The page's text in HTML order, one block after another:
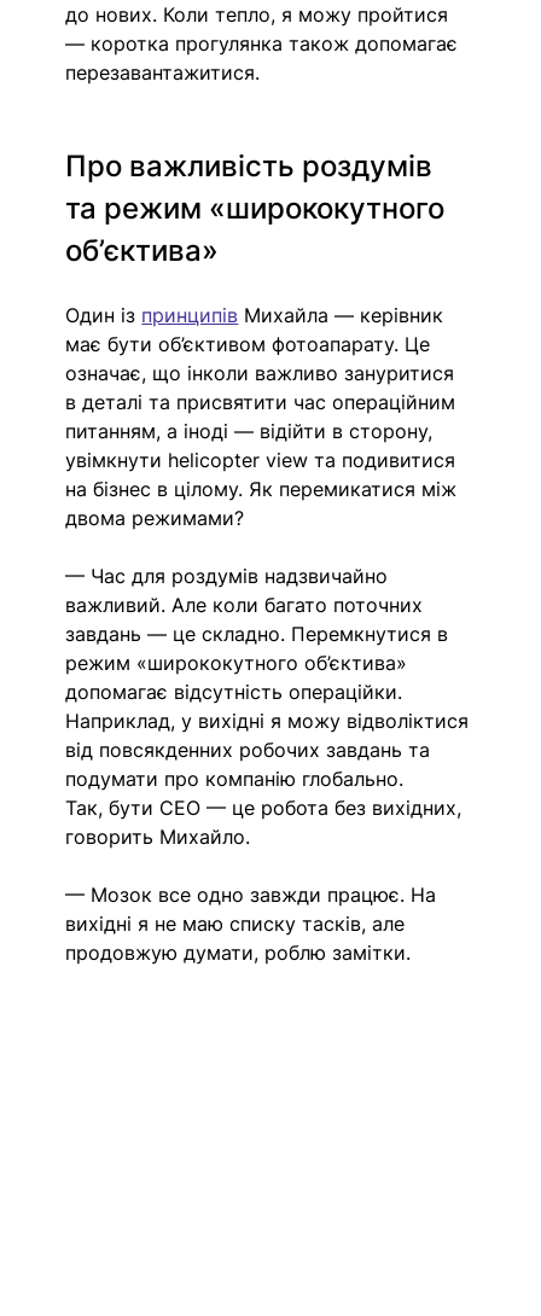
до нових. Коли тепло, я можу пройтися
— коротка прогулянка також допомагає
перезавантажитися.
Про важливість роздумів
та режим «ширококутного
об’єктива»
Один із принципів Михайла — керівник
має бути об’єктивом фотоапарату. Це
означає, що інколи важливо зануритися
в деталі та присвятити час операційним
питанням, а іноді — відійти в сторону,
увімкнути helicopter view та подивитися
на бізнес в цілому. Як перемикатися між
двома режимами?
— Час для роздумів надзвичайно
важливий. Але коли багато поточних
завдань — це складно. Перемкнутися в
режим «ширококутного об’єктива»
допомагає відсутність операційки.
Наприклад, у вихідні я можу відволіктися
від повсякденних робочих завдань та
подумати про компанію глобально.
Так, бути СЕО — це робота без вихідних,
говорить Михайло.
— Мозок все одно завжди працює. На
вихідні я не маю списку тасків, але
продовжую думати, роблю замітки.